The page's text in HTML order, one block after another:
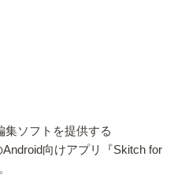
集ソフトを提供する
向けアプリ『Skitch for